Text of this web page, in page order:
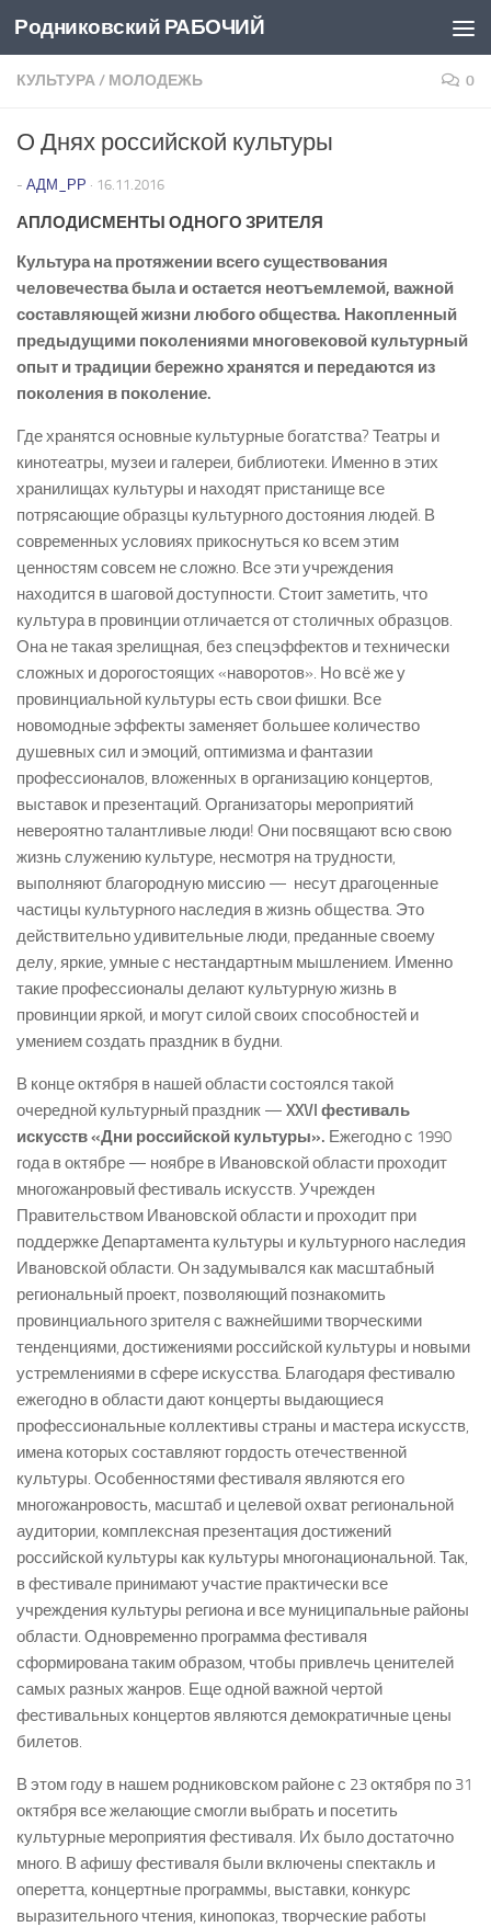
Перейти к содержимому
Родниковский РАБОЧИЙ
КУЛЬТУРА/ МОЛОДЕЖЬ 0
О Днях российской культуры
- АДМ_РР · 16.11.2016
АПЛОДИСМЕНТЫ ОДНОГО ЗРИТЕЛЯ
Культура на протяжении всего существования
человечества была и остается неотъемлемой, важной
составляющей жизни любого общества. Накопленный
предыдущими поколениями многовековой культурный
опыт и традиции бережно хранятся и передаются из
поколения в поколение.
Где хранятся основные культурные богатства? Театры и
кинотеатры, музеи и галереи, библиотеки. Именно в этих
хранилищах культуры и находят пристанище все
потрясающие образцы культурного достояния людей. В
современных условиях прикоснуться ко всем этим
ценностям совсем не сложно. Все эти учреждения
находится в шаговой доступности. Стоит заметить, что
культура в провинции отличается от столичных образцов.
Она не такая зрелищная, без спецэффектов и технически
сложных и дорогостоящих «наворотов». Но всё же у
провинциальной культуры есть свои фишки. Все
новомодные эффекты заменяет большее количество
душевных сил и эмоций, оптимизма и фантазии
профессионалов, вложенных в организацию концертов,
выставок и презентаций. Организаторы мероприятий
невероятно талантливые люди! Они посвящают всю свою
жизнь служению культуре, несмотря на трудности,
выполняют благородную миссию — несут драгоценные
частицы культурного наследия в жизнь общества. Это
действительно удивительные люди, преданные своему
делу, яркие, умные с нестандартным мышлением. Именно
такие профессионалы делают культурную жизнь в
провинции яркой, и могут силой своих способностей и
умением создать праздник в будни.
В конце октября в нашей области состоялся такой
очередной культурный праздник — XXVI фестиваль
искусств «Дни российской культуры». Ежегодно с 1990
года в октябре — ноябре в Ивановской области проходит
многожанровый фестиваль искусств. Учрежден
Правительством Ивановской области и проходит при
поддержке Департамента культуры и культурного наследия
Ивановской области. Он задумывался как масштабный
региональный проект, позволяющий познакомить
провинциального зрителя с важнейшими творческими
тенденциями, достижениями российской культуры и новыми
устремлениями в сфере искусства. Благодаря фестивалю
ежегодно в области дают концерты выдающиеся
профессиональные коллективы страны и мастера искусств,
имена которых составляют гордость отечественной
культуры. Особенностями фестиваля являются его
многожанровость, масштаб и целевой охват региональной
аудитории, комплексная презентация достижений
российской культуры как культуры многонациональной. Так,
в фестивале принимают участие практически все
учреждения культуры региона и все муниципальные районы
области. Одновременно программа фестиваля
сформирована таким образом, чтобы привлечь ценителей
самых разных жанров. Еще одной важной чертой
фестивальных концертов являются демократичные цены
билетов.
В этом году в нашем родниковском районе с 23 октября по 31
октября все желающие смогли выбрать и посетить
культурные мероприятия фестиваля. Их было достаточно
много. В афишу фестиваля были включены спектакль и
оперетта, концертные программы, выставки, конкурс
выразительного чтения, кинопоказ, творческие работы